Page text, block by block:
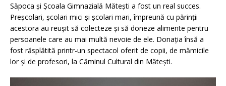
Săpoca și Școala Gimnazială Mătești a fost un real succes.
Preșcolari, școlari mici și școlari mari, împreună cu părinții
acestora au reușit să colecteze și să doneze alimente pentru
persoanele care au mai multă nevoie de ele. Donația însă a
fost răsplătită printr-un spectacol oferit de copii, de mămicile
lor și de profesori, la Căminul Cultural din Mătești.